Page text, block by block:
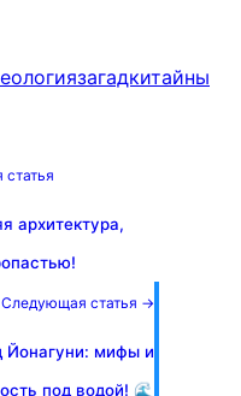
загадкитайны
архитектура,
Следующая статья →
Йонагуни: мифы и
под водой! 🌊